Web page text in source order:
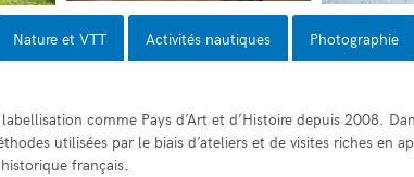
Nature et VTT Activités nautiques Photographie
comme Pays d’Art et d’Histoire depuis 2008.
utilisées par le biais d’ateliers et de visites riches en
français.